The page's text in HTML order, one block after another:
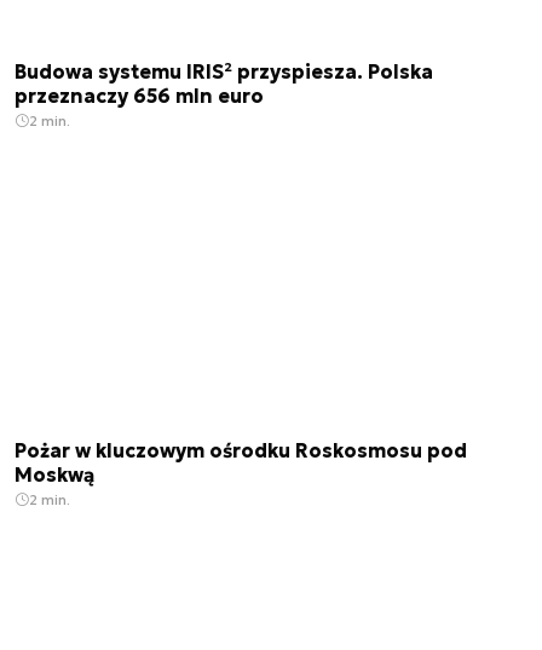
Budowa systemu IRIS² przyspiesza. Polska
przeznaczy 656 mln euro
2 min.
Pożar w kluczowym ośrodku Roskosmosu pod
Moskwą
2 min.